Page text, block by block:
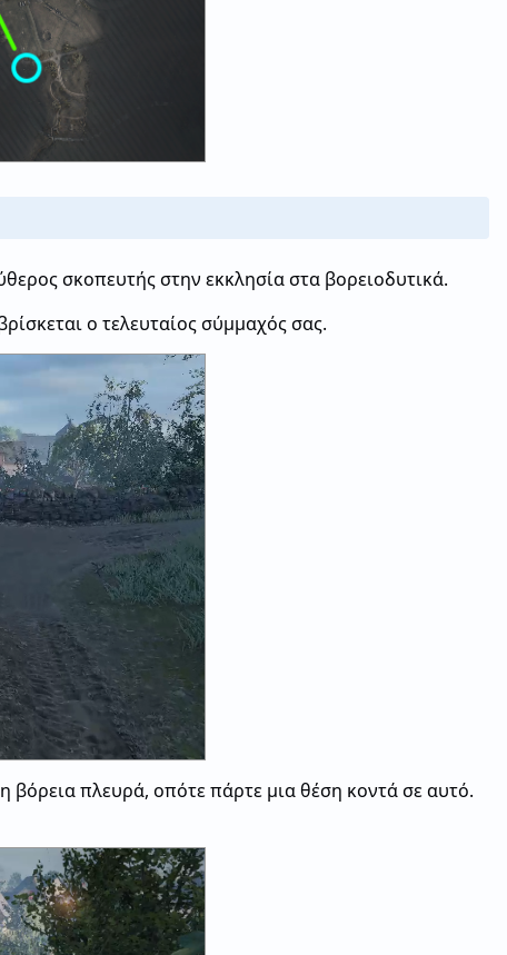
σκοπευτής στην εκκλησία στα βορειοδυτικά.
ο τελευταίος σύμμαχός σας.
βόρεια πλευρά, οπότε πάρτε μια θέση κοντά σε αυτό.